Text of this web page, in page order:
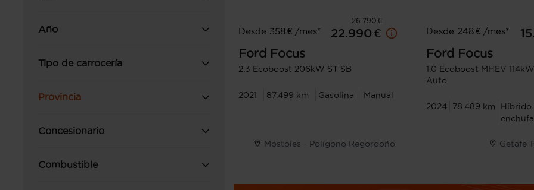
Año
Tipo de carrocería
Provincia
Concesionario
Combustible
26.790 €
Desde 358 € /mes*
22.990 €
Ford Focus
2.3 Ecoboost 206kW ST SB
2021 87.499 km Gasolina Manual
Móstoles - Polígono Regordoño
Desde 248 € /mes*
Ford Focus
1.0 Ecoboost MHEV
Auto
2024 78.489 km
Híbrido
Getafe-